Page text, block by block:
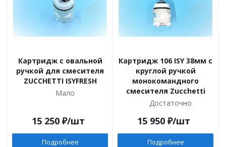
Картридж с овальной
ручкой для смесителя
ZUCCHETTI ISYFRESH
Мало
15 250 ₽/шт
Подробнее
Картридж 106 ISY 38мм с
круглой ручкой
монокомандного
смесителя Zucchetti
Достаточно
15 950 ₽/шт
Подробнее